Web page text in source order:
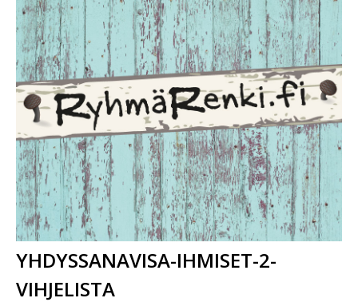
YHDYSSANAVISA-IHMISET-2-
VIHJELISTA